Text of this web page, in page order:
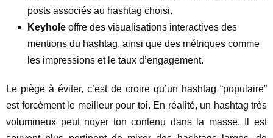
posts associés au hashtag choisi.
Keyhole offre des visualisations interactives des
mentions du hashtag, ainsi que des métriques comme
les impressions et le taux d’engagement.
Le piège à éviter, c’est de croire qu’un hashtag “populaire”
est forcément le meilleur pour toi. En réalité, un hashtag très
volumineux peut noyer ton contenu dans la masse. Il est